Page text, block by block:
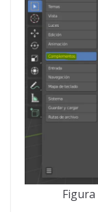
Figura